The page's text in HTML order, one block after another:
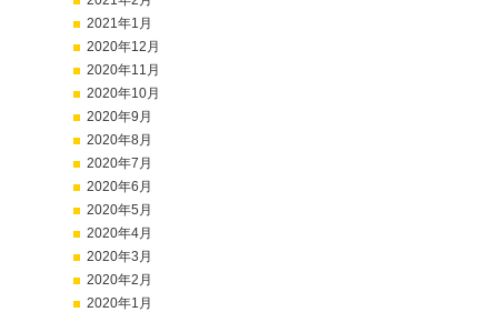
2021年1月
2020年12月
2020年11月
2020年10月
2020年9月
2020年8月
2020年7月
2020年6月
2020年5月
2020年4月
2020年3月
2020年2月
2020年1月